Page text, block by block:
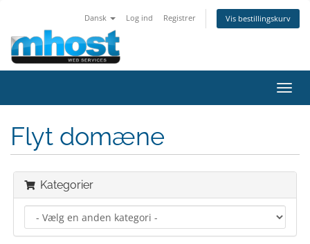
Dansk Log ind Registrer Vis bestillingskurv
Skift
Flyt domæne
Kategorier